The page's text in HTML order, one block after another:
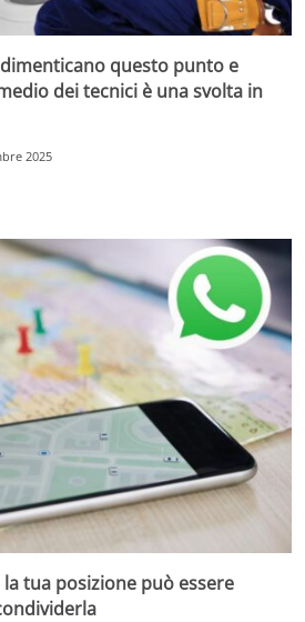
questo punto e
dei tecnici è una svolta in
2025
tua posizione può essere